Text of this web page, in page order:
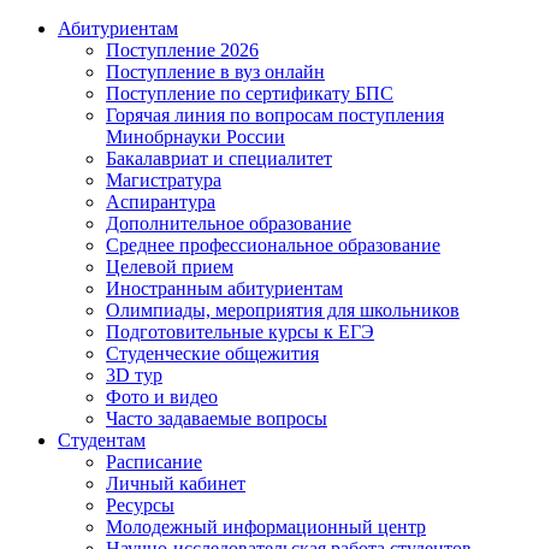
Абитуриентам
Поступление 2026
Поступление в вуз онлайн
Поступление по сертификату БПС
Горячая линия по вопросам поступления
Минобрнауки России
Бакалавриат и специалитет
Магистратура
Аспирантура
Дополнительное образование
Среднее профессиональное образование
Целевой прием
Иностранным абитуриентам
Олимпиады, мероприятия для школьников
Подготовительные курсы к ЕГЭ
Студенческие общежития
3D тур
Фото и видео
Часто задаваемые вопросы
Студентам
Расписание
Личный кабинет
Ресурсы
Молодежный информационный центр